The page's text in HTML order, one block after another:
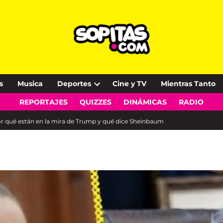
Musica Deportes
Open
dropdown
Cine y TV Mientras Tanto
REPORTAJES QUIZZES DINÁMICAS RADIO
qué están en la mira de Trump y qué dice Sheinbaum